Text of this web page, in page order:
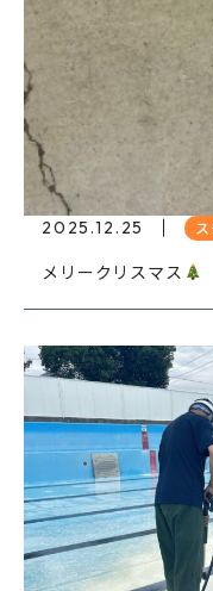
2025.12.25
メリークリスマス